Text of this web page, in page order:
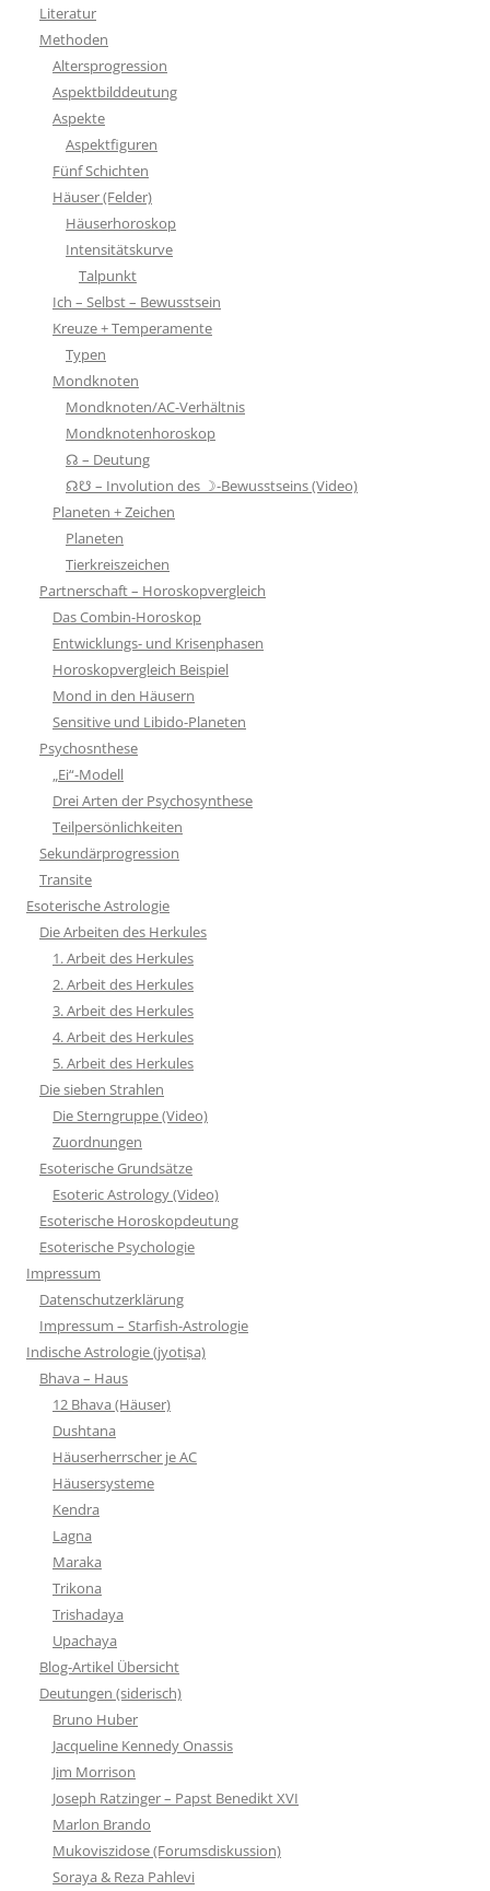
Literatur
Methoden
Altersprogression
Aspektbilddeutung
Aspekte
Aspektfiguren
Fünf Schichten
Häuser (Felder)
Häuserhoroskop
Intensitätskurve
Talpunkt
Ich – Selbst – Bewusstsein
Kreuze + Temperamente
Typen
Mondknoten
Mondknoten/AC-Verhältnis
Mondknotenhoroskop
☊ – Deutung
☊☋ – Involution des ☽-Bewusstseins (Video)
Planeten + Zeichen
Planeten
Tierkreiszeichen
Partnerschaft – Horoskopvergleich
Das Combin-Horoskop
Entwicklungs- und Krisenphasen
Horoskopvergleich Beispiel
Mond in den Häusern
Sensitive und Libido-Planeten
Psychosnthese
„Ei“-Modell
Drei Arten der Psychosynthese
Teilpersönlichkeiten
Sekundärprogression
Transite
Esoterische Astrologie
Die Arbeiten des Herkules
1. Arbeit des Herkules
2. Arbeit des Herkules
3. Arbeit des Herkules
4. Arbeit des Herkules
5. Arbeit des Herkules
Die sieben Strahlen
Die Sterngruppe (Video)
Zuordnungen
Esoterische Grundsätze
Esoteric Astrology (Video)
Esoterische Horoskopdeutung
Esoterische Psychologie
Impressum
Datenschutzerklärung
Impressum – Starfish-Astrologie
Indische Astrologie (jyotiṣa)
Bhava – Haus
12 Bhava (Häuser)
Dushtana
Häuserherrscher je AC
Häusersysteme
Kendra
Lagna
Maraka
Trikona
Trishadaya
Upachaya
Blog-Artikel Übersicht
Deutungen (siderisch)
Bruno Huber
Jacqueline Kennedy Onassis
Jim Morrison
Joseph Ratzinger – Papst Benedikt XVI
Marlon Brando
Mukoviszidose (Forumsdiskussion)
Soraya & Reza Pahlevi